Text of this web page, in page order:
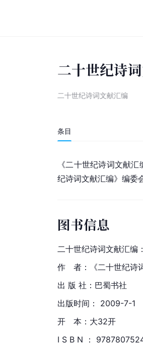
二十世纪诗
二十世纪诗词文献汇编
条目
《二十世纪诗词文献
纪诗词文献汇编》编委
图书信息
二十世纪诗词文献汇编
作　者：《二十世纪诗
出 版 社：巴蜀书社
出版时间： 2009-7-1
开　本：大32开
I S B N ：